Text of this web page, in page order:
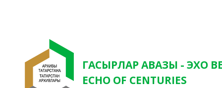
ГАСЫРЛАР АВАЗЫ - ЭХО
ECHO OF CENTURIES